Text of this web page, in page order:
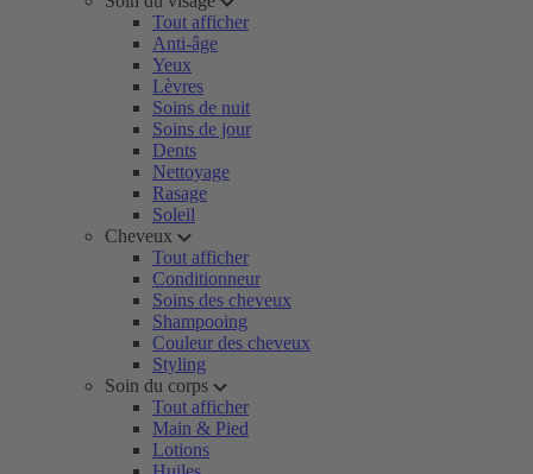
Tout afficher
Anti-âge
Yeux
Lèvres
Soins de nuit
Soins de jour
Dents
Nettoyage
Rasage
Soleil
Cheveux
Tout afficher
Conditionneur
Soins des cheveux
Shampooing
Couleur des cheveux
Styling
Soin du corps
Tout afficher
Main & Pied
Lotions